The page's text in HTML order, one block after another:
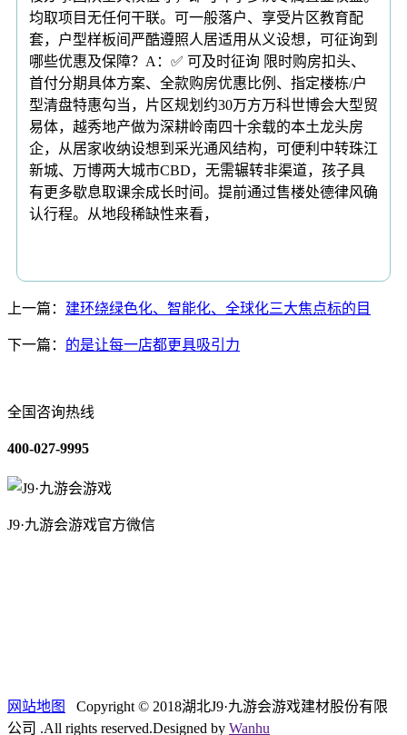
上一篇： 建环绕绿色化、智能化、全球化三大焦点标的目
下一篇： 的是让每一店都更具吸引力
全国咨询热线
400-027-9995
J9·九游会游戏官方微信
网站地图
Copyright © 2018湖北J9·九游会游戏建材股份有限
公司 .All rights reserved.Designed by Wanhu